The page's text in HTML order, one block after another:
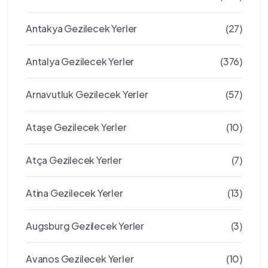
Antakya Gezilecek Yerler (27)
Antalya Gezilecek Yerler (376)
Arnavutluk Gezilecek Yerler (57)
Ataşe Gezilecek Yerler (10)
Atça Gezilecek Yerler (7)
Atina Gezilecek Yerler (13)
Augsburg Gezilecek Yerler (3)
Avanos Gezilecek Yerler (10)